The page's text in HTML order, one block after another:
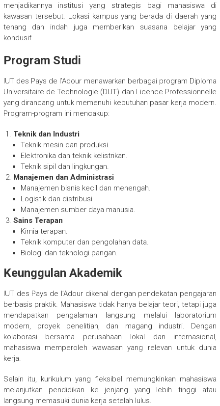
menjadikannya institusi yang strategis bagi mahasiswa di
kawasan tersebut. Lokasi kampus yang berada di daerah yang
tenang dan indah juga memberikan suasana belajar yang
kondusif.
Program Studi
IUT des Pays de l’Adour menawarkan berbagai program Diploma
Universitaire de Technologie (DUT) dan Licence Professionnelle
yang dirancang untuk memenuhi kebutuhan pasar kerja modern.
Program-program ini mencakup:
Teknik dan Industri
Teknik mesin dan produksi.
Elektronika dan teknik kelistrikan.
Teknik sipil dan lingkungan.
Manajemen dan Administrasi
Manajemen bisnis kecil dan menengah.
Logistik dan distribusi.
Manajemen sumber daya manusia.
Sains Terapan
Kimia terapan.
Teknik komputer dan pengolahan data.
Biologi dan teknologi pangan.
Keunggulan Akademik
IUT des Pays de l’Adour dikenal dengan pendekatan pengajaran
berbasis praktik. Mahasiswa tidak hanya belajar teori, tetapi juga
mendapatkan pengalaman langsung melalui laboratorium
modern, proyek penelitian, dan magang industri. Dengan
kolaborasi bersama perusahaan lokal dan internasional,
mahasiswa memperoleh wawasan yang relevan untuk dunia
kerja.
Selain itu, kurikulum yang fleksibel memungkinkan mahasiswa
melanjutkan pendidikan ke jenjang yang lebih tinggi atau
langsung memasuki dunia kerja setelah lulus.